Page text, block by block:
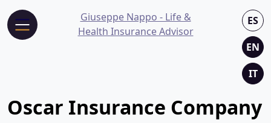
Giuseppe Nappo - Life &
Health Insurance Advisor
ES
EN
IT
Oscar Insurance Company